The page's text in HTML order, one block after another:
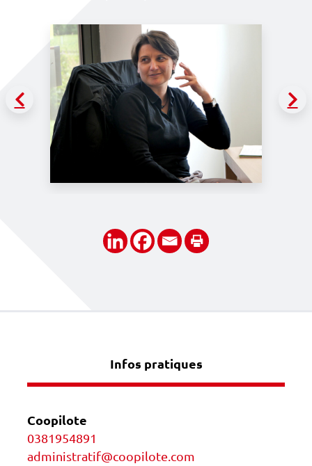
Précédent
Infos pratiques
Coopilote
0381954891
administratif@coopilote.com